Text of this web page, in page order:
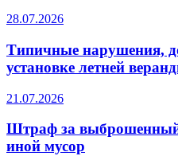
28.07.2026
Типичные нарушения,
установке летней
21.07.2026
Штраф за
иной мусор